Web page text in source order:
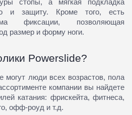
стопы, а мягкая подкладка
и защиту. Кроме того, есть
фиксации, позволяющая
размер и форму ноги.
Powerslide?
могут люди всех возрастов, пола
компании вы найдете
катания: фрискейта, фитнеса,
офф-роуд и т.д.